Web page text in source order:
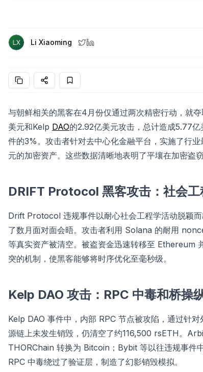
Li Xiaoming
与朝鲜相关的黑客在4月份仅通过两次精密行动，就
美元和Kelp DAO的2.92亿美元攻击，总计造成5.77
件的3%。攻击者针对去中心化金融平台，实施了行
元的加密资产。这些数据清晰地表明了平壤在加密盗
DRIFT Protocol 黑客攻击：社会
Drift Protocol 违规事件以耐心社会工程学活动脱颖
了数月面对面会晤。攻击者利用 Solana 的耐用
等真实资产被清空。被盗资金迅速转移至 Ethereum
突的机制，使黑客能够将时序优化至毫秒级。
Kelp DAO 攻击：RPC 中毒和桥操
Kelp DAO 事件中，内部 RPC 节点被攻陷，通过针
源链上未发生销毁，仍清空了约116,500 rsETH。
THORChain 转换为 Bitcoin；Bybit 等以往违规事件
RPC 中毒绕过了验证层，制造了幻影销毁模拟。